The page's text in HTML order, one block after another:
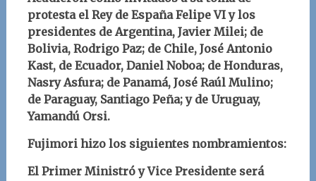
protesta el Rey de España Felipe VI y los
presidentes de Argentina, Javier Milei; de
Bolivia, Rodrigo Paz; de Chile, José Antonio
Kast, de Ecuador, Daniel Noboa; de Honduras,
Nasry Asfura; de Panamá, José Raúl Mulino;
de Paraguay, Santiago Peña; y de Uruguay,
Yamandú Orsi.
Fujimori hizo los siguientes nombramientos:
El Primer Ministró y Vice Presidente será